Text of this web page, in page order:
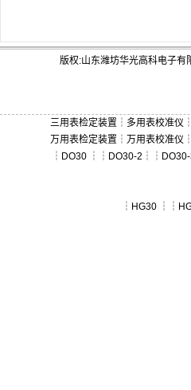
版权:山东潍坊华光高科电子有
三用表检定装置 ┆ 多用表校准仪 ┆
万用表检定装置 ┆ 万用表校准仪 ┆
┆ DO30 ┆┆ DO30-2 ┆┆
┆ HG30 ┆┆